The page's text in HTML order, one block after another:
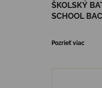
ŠKOLSKÝ
SCHOOL
Pozrieť viac